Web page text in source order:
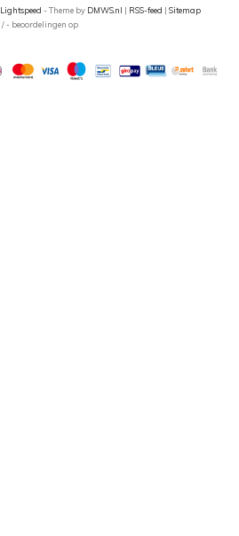
Lightspeed - Theme by DMWS.nl | RSS-feed | Sitemap
/- beoordelingen op